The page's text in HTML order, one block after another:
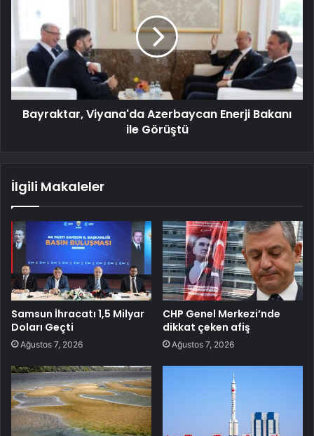
Bayraktar, Viyana'da Azerbaycan Enerji Bakanı
ile Görüştü
İlgili Makaleler
Samsun İhracatı 1,5 Milyar
Doları Geçti
Ağustos 7, 2026
CHP Genel Merkezi’nde
dikkat çeken afiş
Ağustos 7, 2026